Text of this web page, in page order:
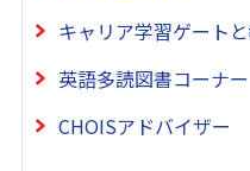
キャリア学習ゲート
英語多読図書コーナー
CHOISアドバイザー